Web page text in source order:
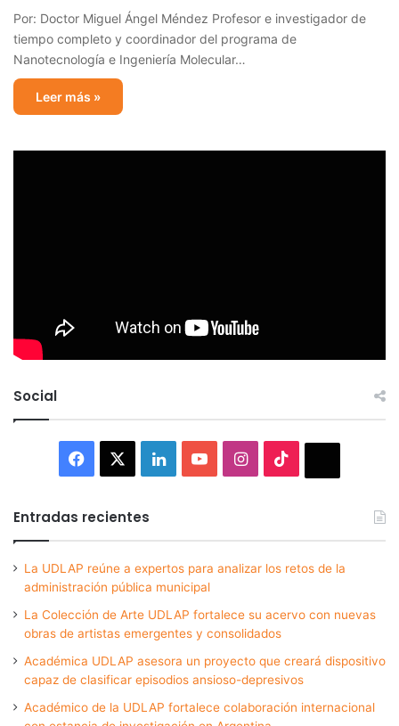
Por: Doctor Miguel Ángel Méndez Profesor e investigador de
tiempo completo y coordinador del programa de
Nanotecnología e Ingeniería Molecular…
Leer más »
Social
Facebook LinkedInYouTubeInstagram
Entradas recientes
La UDLAP reúne a expertos para analizar los retos de la
administración pública municipal
La Colección de Arte UDLAP fortalece su acervo con nuevas
obras de artistas emergentes y consolidados
Académica UDLAP asesora un proyecto que creará dispositivo
capaz de clasificar episodios ansioso-depresivos
Académico de la UDLAP fortalece colaboración internacional